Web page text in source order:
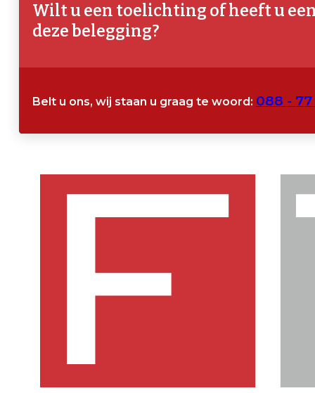
Wilt u een toelichting of heeft u
deze belegging?
Belt u ons, wij staan u graag te woord: 088 -